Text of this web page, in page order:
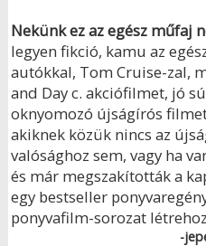
Nekünk ez az egész műfaj
legyen fikció, kamu az
autókkal, Tom Cruise-zal,
and Day c. akciófilmet, jó
oknyomozó újságírós
akiknek közük nincs az
valósághoz sem, vagy ha
és már megszakították a
egy bestseller
ponyvafilm-sorozat
-